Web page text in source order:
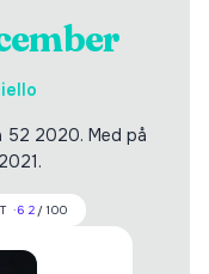
52 2020. Med på
·62 /100